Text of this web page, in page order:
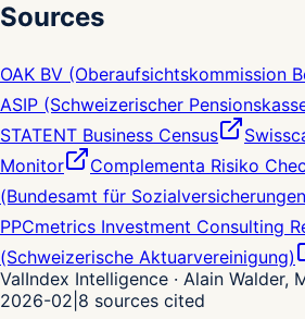
Sources
OAK BV (Oberaufsichtskommission
ASIP (Schweizerischer
STATENT Business Census
Monitor
Complementa Risiko
(Bundesamt für
PPCmetrics Investment Consulting
(Schweizerische Aktuarvereinigung)
ValIndex Intelligence · Alain Walder,
2026-02 8 sources cited